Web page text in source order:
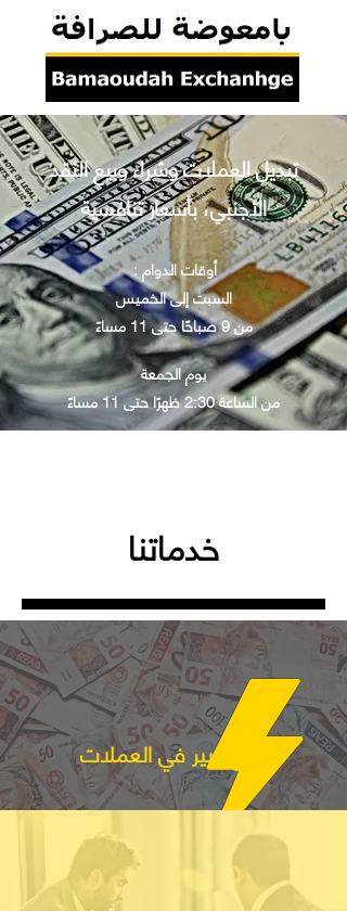
تبديل العملات وشراء وبيع النقد
الأجنبي، بأسعار تنافسية
: أوقات الدوام
السبت إلى الخميس
من 9 صباحًا حتى 11 مساءً
يوم الجمعة
من الساعة 2:30 ظهرًا حتى 11 مساءً
خدماتنا
تنوع كبير في العملات